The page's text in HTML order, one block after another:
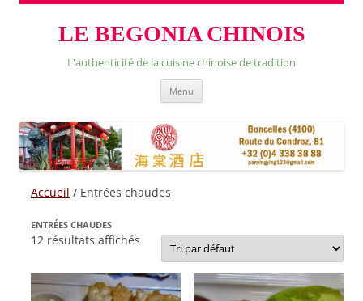
LE BEGONIA CHINOIS
L'authenticité de la cuisine chinoise de tradition
Menu
Accueil / Entrées chaudes
ENTRÉES CHAUDES
12 résultats affichés